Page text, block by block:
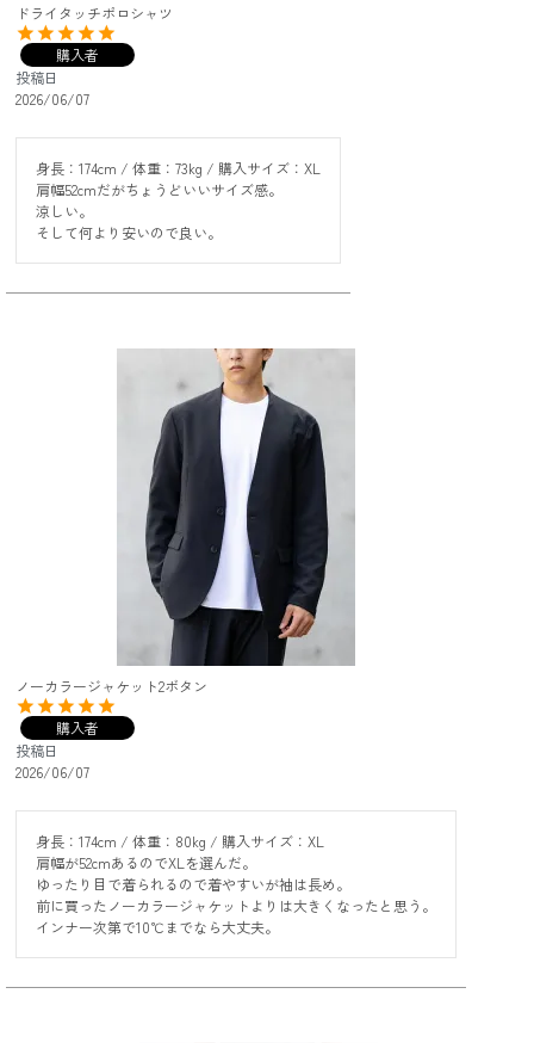
ドライタッチポロシャツ
購入者
投稿日
2026/06/07
身長：174cm / 体重：73kg / 購入サイズ：XL
肩幅52cmだがちょうどいいサイズ感。
涼しい。
そして何より安いので良い。
ノーカラージャケット2ボタン
購入者
投稿日
2026/06/07
身長：174cm / 体重：80kg / 購入サイズ：XL
肩幅が52cmあるのでXLを選んだ。
ゆったり目で着られるので着やすいが袖は長め。
前に買ったノーカラージャケットよりは大きくなったと思う。